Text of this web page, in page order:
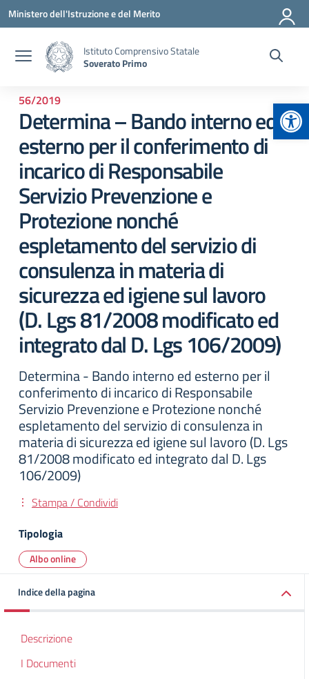
Vai ai contenuti
Vai al menu di navigazione
Vai al footer
Ministero dell'Istruzione e del Merito
Istituto Comprensivo Statale
Soverato Primo
56/2019
Determina – Bando interno ed
esterno per il conferimento di
incarico di Responsabile
Servizio Prevenzione e
Protezione nonché
espletamento del servizio di
consulenza in materia di
sicurezza ed igiene sul lavoro
(D. Lgs 81/2008 modificato ed
integrato dal D. Lgs 106/2009)
Determina - Bando interno ed esterno per il
conferimento di incarico di Responsabile
Servizio Prevenzione e Protezione nonché
espletamento del servizio di consulenza in
materia di sicurezza ed igiene sul lavoro (D. Lgs
81/2008 modificato ed integrato dal D. Lgs
106/2009)
Stampa / Condividi
Tipologia
Albo online
Indice della pagina
Descrizione
I Documenti